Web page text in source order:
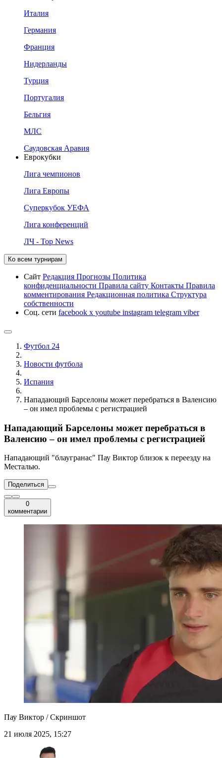
Италия
Германия
Франция
Нидерланды
Турция
Португалия
Бельгия
МЛС
Саудовская Аравия
Еврокубки
Лига чемпионов
Лига Европы
Суперкубок УЕФА
Лига конференций
ЛЧ - Top News
Ко всем турнирам
Сайт Редакция Прогнозы Политика
конфиденциальности Правила сайту Контакты Правила
комментирования Редакционная политика Структура
собственности
Соц. сети facebook x youtube instagram telegram viber
Футбол 24
Новости футбола
Испания
Нападающий Барселоны может перебраться в Валенсию
– он имел проблемы с регистрацией
Нападающий Барселоны может перебраться в
Валенсию – он имел проблемы с регистрацией
Нападающий "блаугранас" Пау Виктор близок к переезду на
Месталью.
Поделиться
0
комментарии
Пау Виктор / Скриншот
21 июля 2025, 15:27